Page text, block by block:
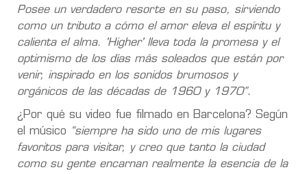
Posee un verdadero resorte en su paso, sirviendo
como un tributo a cómo el amor eleva el espíritu y
calienta el alma. 'Higher' lleva toda la promesa y el
optimismo de los días más soleados que están por
venir, inspirado en los sonidos brumosos y
orgánicos de las décadas de 1960 y 1970”.
¿Por qué su video fue filmado en Barcelona? Según
el músico
“siempre ha sido uno de mis lugares
favoritos para visitar, y creo que tanto la ciudad
como su gente encarnan realmente la esencia de la